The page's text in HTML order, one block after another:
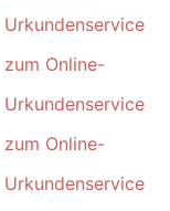
Urkundenservice
zum Online-
Urkundenservice
zum Online-
Urkundenservice